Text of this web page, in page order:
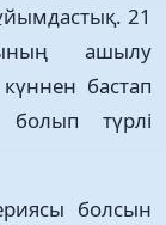
21
ашылу
бастап
түрлі
болсын